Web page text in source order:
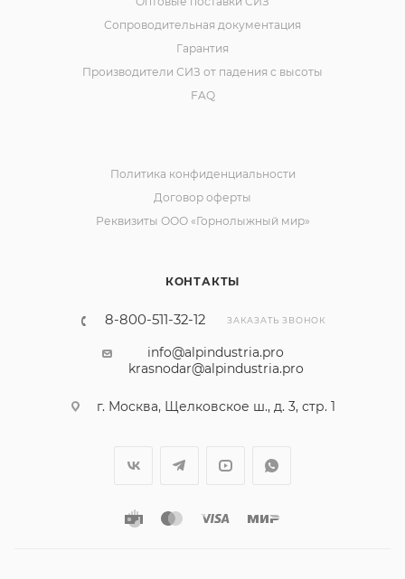
Сопроводительная документация
Гарантия
Производители СИЗ от падения с высоты
FAQ
КОНТАКТЫ
8-800-511-32-12 ЗАКАЗАТЬ ЗВОНОК
info@alpindustria.pro
krasnodar@alpindustria.pro
г. Москва, Щелковское ш., д. 3, стр. 1
Политика конфиденциальности
Договор оферты
Реквизиты ООО «Горнолыжный мир»